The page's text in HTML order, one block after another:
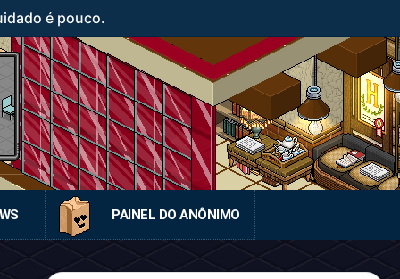
é pouco.
PAINEL DO ANÔNIMO